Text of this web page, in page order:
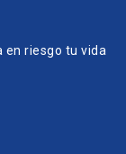
en riesgo tu vida